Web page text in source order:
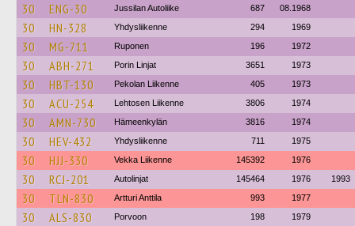
30 ENG-30 Jussilan Autoliike 687 08.1968
30 HN-328 Yhdysliikenne 294 1969
30 MG-711 Ruponen 196 1972
30 ABH-271 Porin Linjat 3651 1973
30 HBT-130 Pekolan Liikenne 405 1973
30 ACU-254 Lehtosen Liikenne 3806 1974
30 AMN-730 Hämeenkylän 3816 1974
30 HEV-432 Yhdysliikenne 711 1975
30 HJJ-330 Vekka Liikenne 145392 1976
30 RCJ-201 Autolinjat 145464 1976 1993
30 TLN-830 Artturi Anttila 993 1977
30 ALS-830 Porvoon 198 1979